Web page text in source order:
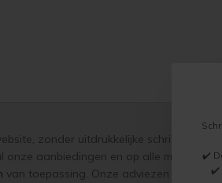
zonder uitdrukkelijke schriftelijke
aanbiedingen en op alle met ons
van toepassing. Onze adviezen worden
✔️
✔️